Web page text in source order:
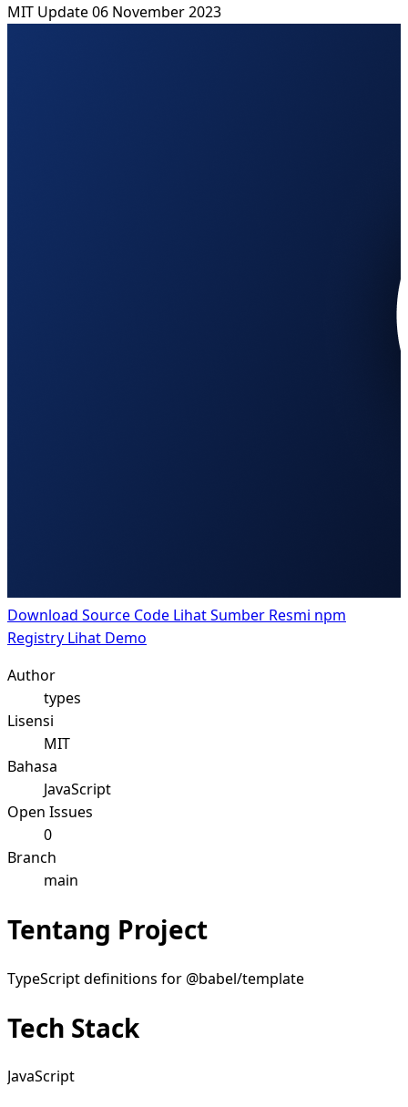
MIT Update 06 November 2023
Download Source Code Lihat Sumber Resmi npm
Registry Lihat Demo
Author
types
Lisensi
MIT
Bahasa
JavaScript
Open Issues
0
Branch
main
Tentang Project
TypeScript definitions for @babel/template
Tech Stack
JavaScript